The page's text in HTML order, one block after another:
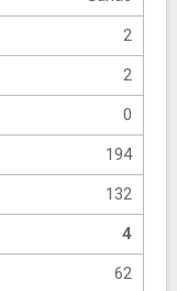
2
2
0
194
132
4
62